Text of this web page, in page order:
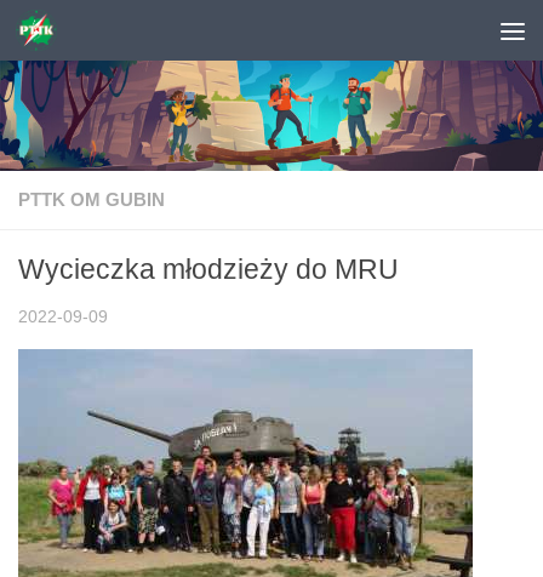
Skip to content
PTTK OM GUBIN
Wycieczka młodzieży do MRU
2022-09-09